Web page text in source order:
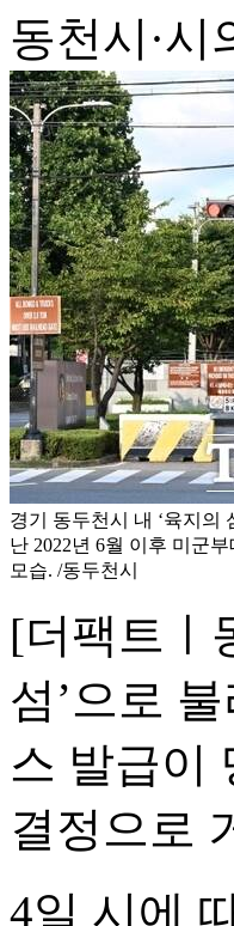
동천시·
경기 동두천시 내 ‘육지의
난 2022년 6월 이후 미군
모습. /동두천시
[더팩트ㅣ
섬’으로
스 발급이
결정으로
4일 시에